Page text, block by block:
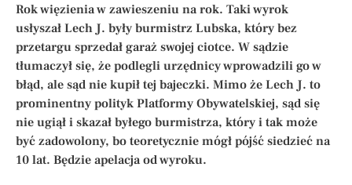
Rok więzienia w zawieszeniu na rok. Taki wyrok
usłyszał Lech J. były burmistrz Lubska, który bez
przetargu sprzedał garaż swojej ciotce. W sądzie
tłumaczył się, że podlegli urzędnicy wprowadzili go w
błąd, ale sąd nie kupił tej bajeczki. Mimo że Lech J. to
prominentny polityk Platformy Obywatelskiej, sąd się
nie ugiął i skazał byłego burmistrza, który i tak może
być zadowolony, bo teoretycznie mógł pójść siedzieć na
10 lat. Będzie apelacja od wyroku.